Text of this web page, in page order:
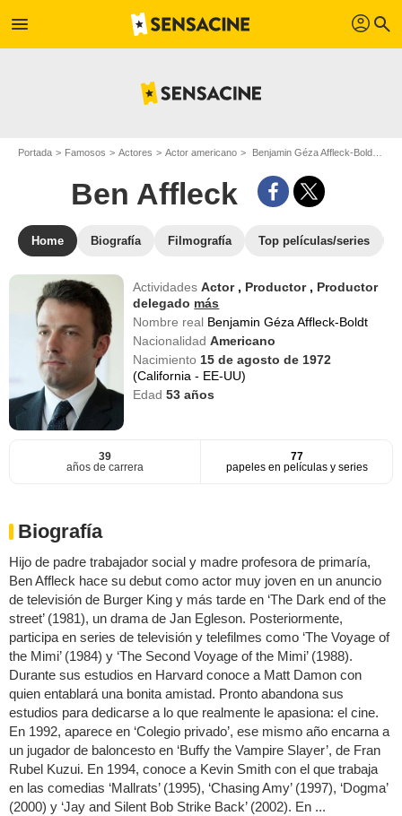
menu profil search
Portada Famosos Actores Actor americano Benjamin Géza Affleck-Boldt - Apodo : Ben Affleck
Ben Affleck
Home Biografía Filmografía Top películas/series
ActividadesActor , Productor , Productor
delegado más
Nombre real Benjamin Géza Affleck-Boldt
NacionalidadAmericano
Nacimiento 15 de agosto de 1972
(California - EE-UU)
Edad53 años
39
años de carrera
77
papeles en películas y series
Biografía
Hijo de padre trabajador social y madre profesora de primaría,
Ben Affleck hace su debut como actor muy joven en un anuncio
de televisión de Burger King y más tarde en ‘The Dark end of the
street’ (1981), un drama de Jan Egleson. Posteriormente,
participa en series de televisión y telefilmes como ‘The Voyage of
the Mimi’ (1984) y ‘The Second Voyage of the Mimi’ (1988).
Durante sus estudios en Harvard conoce a Matt Damon con
quien entablará una bonita amistad. Pronto abandona sus
estudios para dedicarse a lo que realmente le apasiona: el cine.
En 1992, aparece en ‘Colegio privado’, ese mismo año encarna a
un jugador de baloncesto en ‘Buffy the Vampire Slayer’, de Fran
Rubel Kuzui. En 1994, conoce a Kevin Smith con el que trabaja
en las comedias ‘Mallrats’ (1995), ‘Chasing Amy’ (1997), ‘Dogma’
(2000) y ‘Jay and Silent Bob Strike Back’ (2002). En ...